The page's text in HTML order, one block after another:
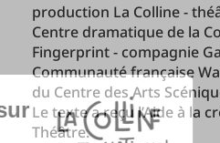
production La Colline -
Centre dramatique de la
Fingerprint - compagnie
Communauté française
du Centre des Arts
Le texte a reçu l’Aide à la
Théâtre.